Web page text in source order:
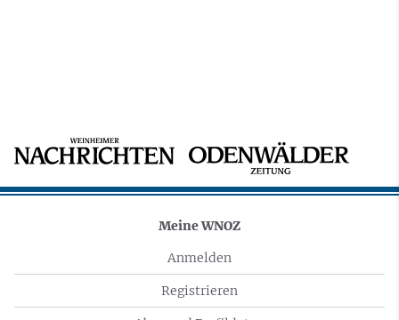
Meine WNOZ
Anmelden
Registrieren